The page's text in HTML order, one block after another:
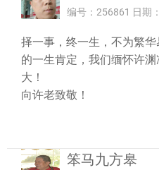
编号：256861 日期
择一事，终一生，不为繁
的一生肯定，我们缅怀许
大！
向许老致敬！
笨马九方皋